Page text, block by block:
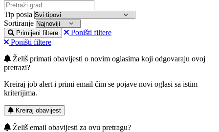
Tip posla
Sortiranje
Primijeni filtere
Poništi filtere
Poništi filtere
Želiš primati obavijesti o novim oglasima koji odgovaraju ovoj
pretrazi?
Kreiraj job alert i primi email čim se pojave novi oglasi sa istim
kriterijima.
Kreiraj obavijest
Želiš email obavijesti za ovu pretragu?